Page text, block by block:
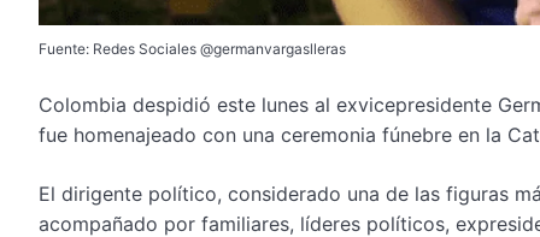
Fuente: Redes Sociales @germanvargaslleras
Colombia despidió este lunes al exvicepresidente
fue homenajeado con una ceremonia fúnebre en la
El dirigente político, considerado una de las figuras
acompañado por familiares, líderes políticos,